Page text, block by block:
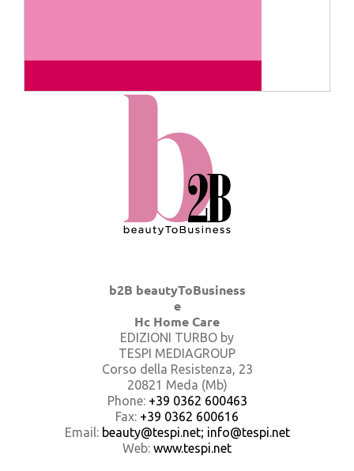
b2B beautyToBusiness
e
Hc Home Care
EDIZIONI TURBO by
TESPI MEDIAGROUP
Corso della Resistenza, 23
20821 Meda (Mb)
Phone: +39 0362 600463
Fax: +39 0362 600616
Email: beauty@tespi.net; info@tespi.net
Web: www.tespi.net